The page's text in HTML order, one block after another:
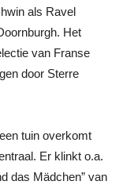
als Ravel
Het
van Franse
door Sterre
tuin overkomt
Er klinkt o.a.
das Mädchen” van